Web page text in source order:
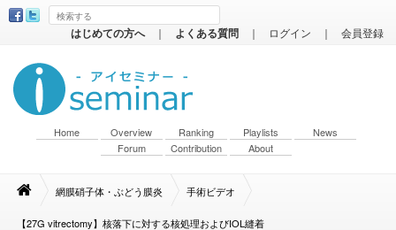
はじめての方へ ｜ よくある質問 ｜ ログイン ｜ 会員登録
Home Overview Ranking Playlists
News
Forum
Contribution About
網膜硝子体・ぶどう膜炎 手術ビデオ
【27G vitrectomy】核落下に対する核処理およびIOL縫着